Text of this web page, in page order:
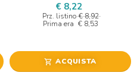
€ 8,22
Prz. listino € 8,92
Prima era € 8,53
shopping_cart ACQUISTA